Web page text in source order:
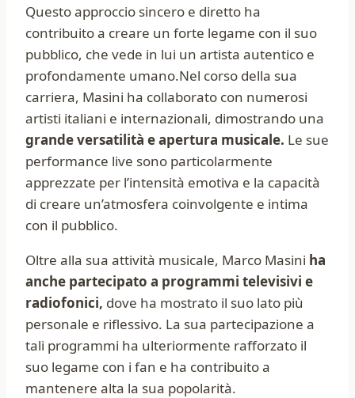
Questo approccio sincero e diretto ha
contribuito a creare un forte legame con il suo
pubblico, che vede in lui un artista autentico e
profondamente umano.Nel corso della sua
carriera, Masini ha collaborato con numerosi
artisti italiani e internazionali, dimostrando una
grande versatilità e apertura musicale. Le sue
performance live sono particolarmente
apprezzate per l’intensità emotiva e la capacità
di creare un’atmosfera coinvolgente e intima
con il pubblico.
Oltre alla sua attività musicale, Marco Masini ha
anche partecipato a programmi televisivi e
radiofonici, dove ha mostrato il suo lato più
personale e riflessivo. La sua partecipazione a
tali programmi ha ulteriormente rafforzato il
suo legame con i fan e ha contribuito a
mantenere alta la sua popolarità.